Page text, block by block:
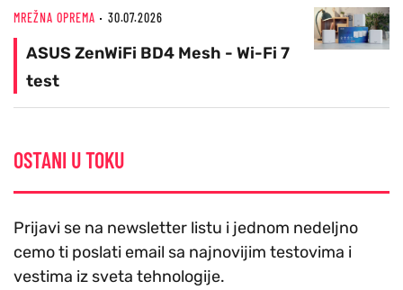
MREŽNA OPREMA 30.07.2026
ASUS ZenWiFi BD4 Mesh - Wi-Fi 7
test
OSTANI U TOKU
Prijavi se na newsletter listu i jednom nedeljno
cemo ti poslati email sa najnovijim testovima i
vestima iz sveta tehnologije.